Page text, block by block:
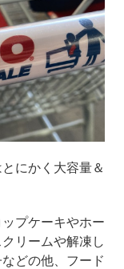
にかく大容量＆
プケーキやホー
リームや解凍し
どの他、フード